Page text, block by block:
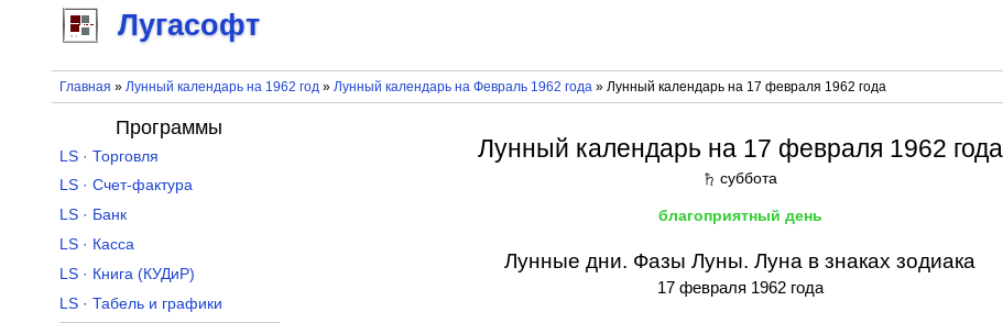
Лугасофт
Главная » Лунный календарь на 1962 год» Лунный календарь на Февраль 1962 года» Лунный календарь на 17 февраля 1962 года
Лунный календарь на 17 февраля 1962 года
♄ суббота
благоприятный день
Лунные дни. Фазы Луны. Луна в знаках зодиака
17 февраля 1962 года
Программы
LS · Торговля
LS · Счет-фактура
LS · Банк
LS · Касса
LS · Книга (КУДиР)
LS · Табель и графики